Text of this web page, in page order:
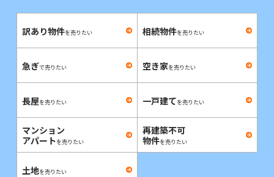
訳あり物件を売りたい 相続物件を売りたい
急ぎで売りたい 空き家を売りたい
長屋を売りたい 一戸建てを売りたい
マンション
アパートを売りたい
再建築不可
物件を売りたい
土地を売りたい